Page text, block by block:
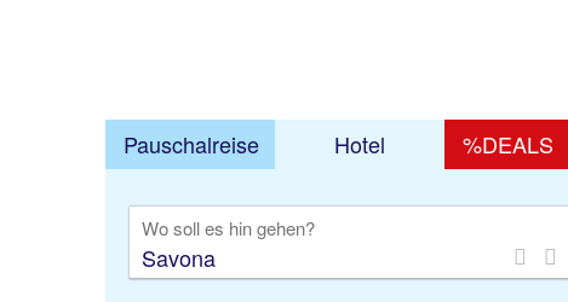
TUI.at Urlaub buchen Hotel Italien
Pauschalreise Hotel %DEALS
Wo soll es hin gehen?